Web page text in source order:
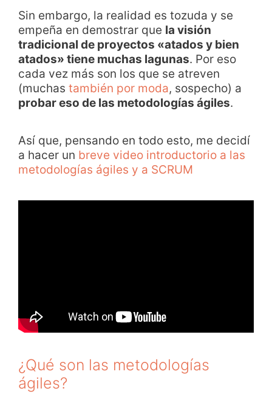
Sin embargo, la realidad es tozuda y se
empeña en demostrar que la visión
tradicional de proyectos «atados y bien
atados» tiene muchas lagunas. Por eso
cada vez más son los que se atreven
(muchas también por moda, sospecho) a
probar eso de las metodologías ágiles.
Así que, pensando en todo esto, me decidí
a hacer un breve video introductorio a las
metodologías ágiles y a SCRUM
¿Qué son las metodologías
ágiles?